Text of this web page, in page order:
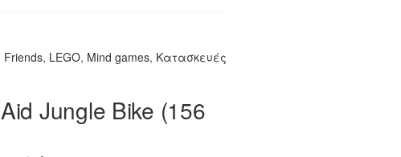
Friends, LEGO, Mind games, Κατασκευές
Jungle Bike (156